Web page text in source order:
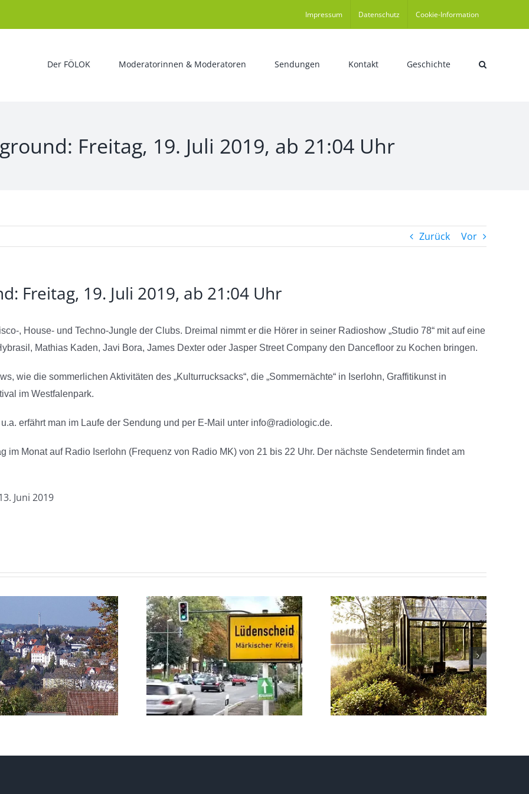
Impressum Datenschutz Cookie-Information
Der FÖLOK Moderatorinnen & Moderatoren Sendungen Kontakt Geschichte
Freitag, 19. Juli 2019, ab 21:04 Uhr
Zurück Vor
Freitag, 19. Juli 2019, ab 21:04 Uhr
, House- und Techno-Jungle der Clubs. Dreimal nimmt er die Hörer in seiner Radioshow „Studio 78“ mit auf eine
Mathias Kaden, Javi Bora, James Dexter oder Jasper Street Company den Dancefloor zu Kochen bringen.
wie die sommerlichen Aktivitäten des „Kulturrucksacks“, die „Sommernächte“ in Iserlohn, Graffitikunst in
im Westfalenpark.
erfährt man im Laufe der Sendung und per E-Mail unter info@radiologic.de.
im Monat auf Radio Iserlohn (Frequenz von Radio MK) von 21 bis 22 Uhr. Der nächste Sendetermin findet am
Juni 2019
11. August
*20.04. Uhr*
Lüdenscheid Live
mit Ingo Starink
12. August
*20.04. Uhr* Im
Glashaus mit
Charlotte Kroll